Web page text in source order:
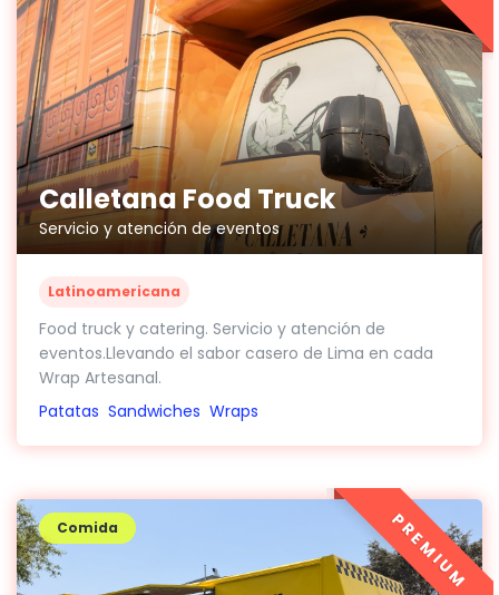
Calletana Food Truck
Servicio y atención de eventos
Latinoamericana
Food truck y catering. Servicio y atención de
eventos.Llevando el sabor casero de Lima en cada
Wrap Artesanal.
Patatas Sandwiches Wraps
Comida PREMIUM